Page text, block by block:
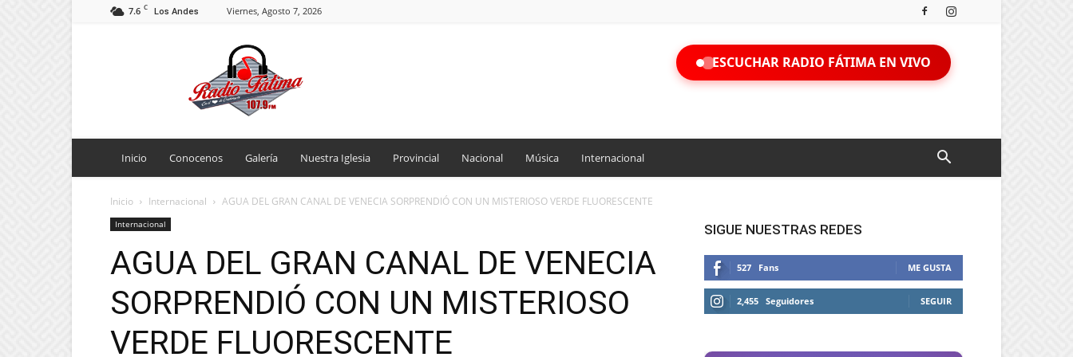
7.6 C Los Andes Viernes, Agosto 7, 2026
ESCUCHAR RADIO FÁTIMA EN VIVO
Inicio Conocenos Galería Nuestra Iglesia Provincial Nacional Música Internacional
Inicio Internacional AGUA DEL GRAN CANAL DE VENECIA SORPRENDIÓ CON UN MISTERIOSO VERDE FLUORESCENTE
Internacional
AGUA DEL GRAN CANAL DE VENECIA
SORPRENDIÓ CON UN MISTERIOSO
VERDE FLUORESCENTE
SIGUE NUESTRAS REDES
527 Fans ME GUSTA
2,455 Seguidores SEGUIR